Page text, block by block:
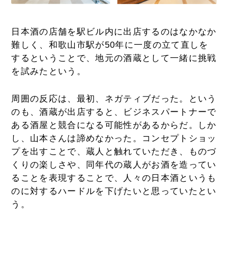
日本酒の店舗を駅ビル内に出店するのはなかなか
難しく、和歌山市駅が50年に一度の立て直しを
するということで、地元の酒蔵として一緒に挑戦
を試みたという。
周囲の反応は、最初、ネガティブだった。という
のも、酒蔵が出店すると、ビジネスパートナーで
ある酒屋と競合になる可能性があるからだ。しか
し、山本さんは諦めなかった。コンセプトショッ
プを出すことで、蔵人と触れていただき、ものづ
くりの楽しさや、同年代の蔵人がお酒を造ってい
ることを表現することで、人々の日本酒というも
のに対するハードルを下げたいと思っていたとい
う。